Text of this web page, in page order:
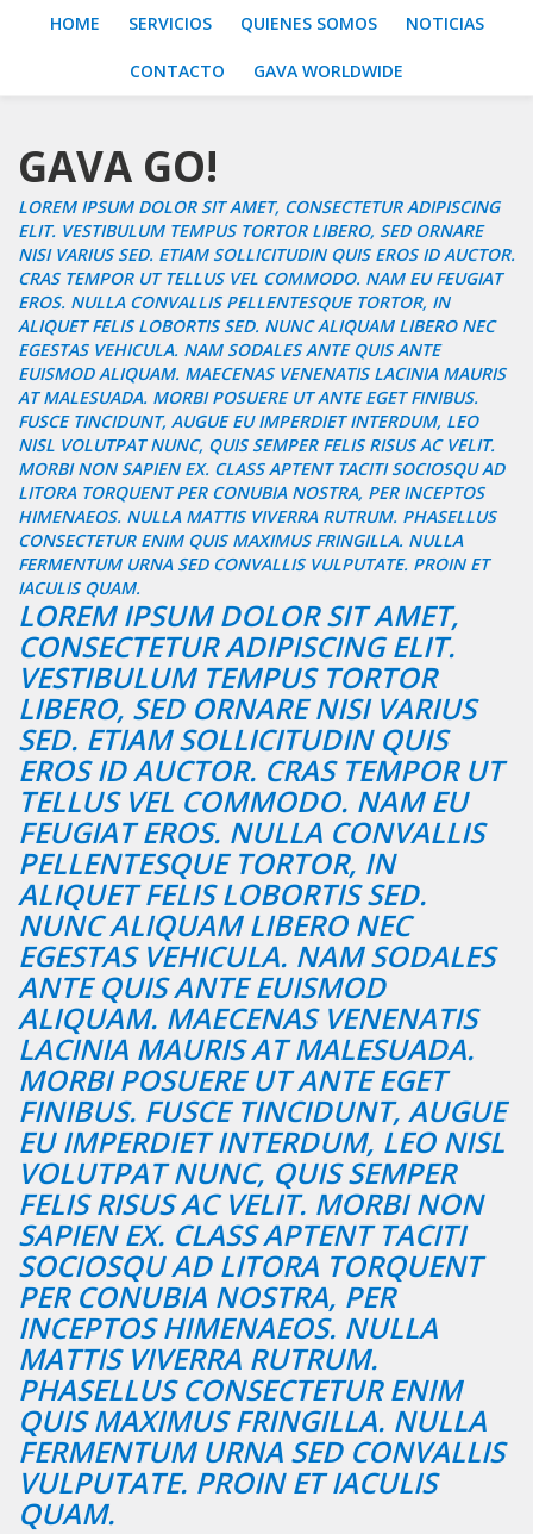
HOME SERVICIOS QUIENES SOMOS NOTICIAS
CONTACTO GAVA WORLDWIDE
GAVA GO!
LOREM IPSUM DOLOR SIT AMET, CONSECTETUR ADIPISCING
ELIT. VESTIBULUM TEMPUS TORTOR LIBERO, SED ORNARE
NISI VARIUS SED. ETIAM SOLLICITUDIN QUIS EROS ID AUCTOR.
CRAS TEMPOR UT TELLUS VEL COMMODO. NAM EU FEUGIAT
EROS. NULLA CONVALLIS PELLENTESQUE TORTOR, IN
ALIQUET FELIS LOBORTIS SED. NUNC ALIQUAM LIBERO NEC
EGESTAS VEHICULA. NAM SODALES ANTE QUIS ANTE
EUISMOD ALIQUAM. MAECENAS VENENATIS LACINIA MAURIS
AT MALESUADA. MORBI POSUERE UT ANTE EGET FINIBUS.
FUSCE TINCIDUNT, AUGUE EU IMPERDIET INTERDUM, LEO
NISL VOLUTPAT NUNC, QUIS SEMPER FELIS RISUS AC VELIT.
MORBI NON SAPIEN EX. CLASS APTENT TACITI SOCIOSQU AD
LITORA TORQUENT PER CONUBIA NOSTRA, PER INCEPTOS
HIMENAEOS. NULLA MATTIS VIVERRA RUTRUM. PHASELLUS
CONSECTETUR ENIM QUIS MAXIMUS FRINGILLA. NULLA
FERMENTUM URNA SED CONVALLIS VULPUTATE. PROIN ET
IACULIS QUAM.
LOREM IPSUM DOLOR SIT AMET,
CONSECTETUR ADIPISCING ELIT.
VESTIBULUM TEMPUS TORTOR
LIBERO, SED ORNARE NISI VARIUS
SED. ETIAM SOLLICITUDIN QUIS
EROS ID AUCTOR. CRAS TEMPOR UT
TELLUS VEL COMMODO. NAM EU
FEUGIAT EROS. NULLA CONVALLIS
PELLENTESQUE TORTOR, IN
ALIQUET FELIS LOBORTIS SED.
NUNC ALIQUAM LIBERO NEC
EGESTAS VEHICULA. NAM SODALES
ANTE QUIS ANTE EUISMOD
ALIQUAM. MAECENAS VENENATIS
LACINIA MAURIS AT MALESUADA.
MORBI POSUERE UT ANTE EGET
FINIBUS. FUSCE TINCIDUNT, AUGUE
EU IMPERDIET INTERDUM, LEO NISL
VOLUTPAT NUNC, QUIS SEMPER
FELIS RISUS AC VELIT. MORBI NON
SAPIEN EX. CLASS APTENT TACITI
SOCIOSQU AD LITORA TORQUENT
PER CONUBIA NOSTRA, PER
INCEPTOS HIMENAEOS. NULLA
MATTIS VIVERRA RUTRUM.
PHASELLUS CONSECTETUR ENIM
QUIS MAXIMUS FRINGILLA. NULLA
FERMENTUM URNA SED CONVALLIS
VULPUTATE. PROIN ET IACULIS
QUAM.